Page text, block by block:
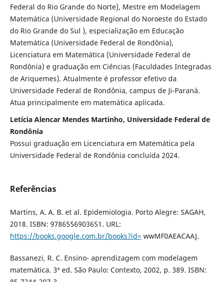
Federal do Rio Grande do Norte), Mestre em Modelagem
Matemática (Universidade Regional do Noroeste do Estado
do Rio Grande do Sul ), especialização em Educação
Matemática (Universidade Federal de Rondônia),
Licenciatura em Matemática (Universidade Federal de
Rondônia) e graduação em Ciências (Faculdades Integradas
de Ariquemes). Atualmente é professor efetivo da
Universidade Federal de Rondônia, campus de Ji-Paraná.
Atua principalmente em matemática aplicada.
Letícia Alencar Mendes Martinho, Universidade Federal de
Rondônia
Possui graduação em Licenciatura em Matemática pela
Universidade Federal de Rondônia concluída 2024.
Referências
Martins, A. A. B. et al. Epidemiologia. Porto Alegre: SAGAH,
2018. ISBN: 9786556903651. URL:
https://books.google.com.br/books?id= wwMF0AEACAAJ.
Bassanezi, R. C. Ensino- aprendizagem com modelagem
matem´atica. 3ª ed. S˜ao Paulo: Contexto, 2002, p. 389. ISBN: